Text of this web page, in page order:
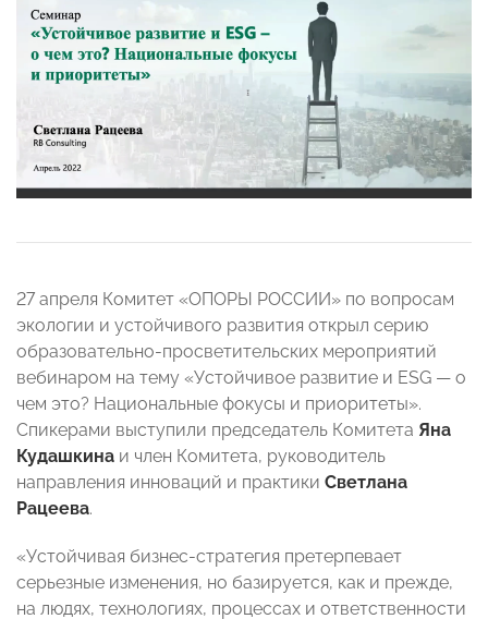
27 апреля Комитет «ОПОРЫ РОССИИ» по вопросам
экологии и устойчивого развития открыл серию
образовательно-просветительских мероприятий
вебинаром на тему «Устойчивое развитие и ESG — о
чем это? Национальные фокусы и приоритеты».
Спикерами выступили председатель Комитета Яна
Кудашкина и член Комитета, руководитель
направления инноваций и практики Светлана
Рацеева.
«Устойчивая бизнес-стратегия претерпевает
серьезные изменения, но базируется, как и прежде,
на людях, технологиях, процессах и ответственности